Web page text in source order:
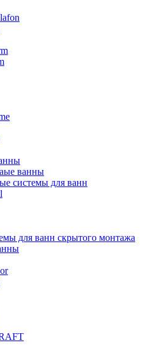
ванны
системы для ванн
для ванн скрытого монтажа